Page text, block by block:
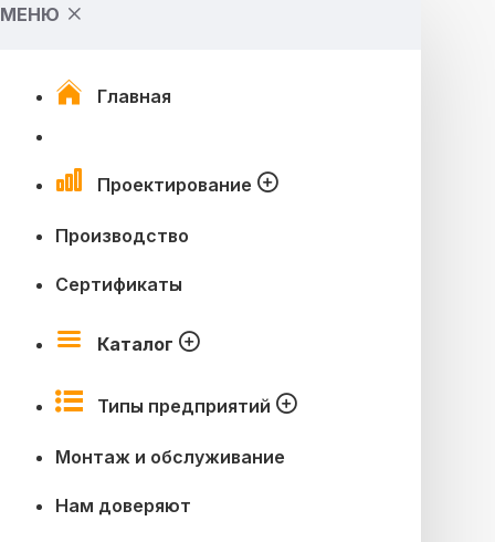
МЕНЮ
Главная
Проектирование
Производство
Сертификаты
Каталог
Типы предприятий
Монтаж и обслуживание
Нам доверяют